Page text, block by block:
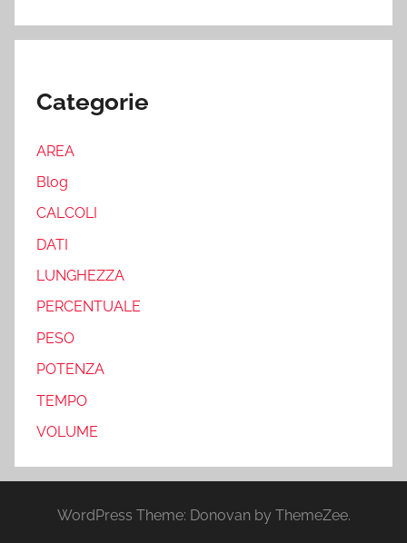
Categorie
AREA
Blog
CALCOLI
DATI
LUNGHEZZA
PERCENTUALE
PESO
POTENZA
TEMPO
VOLUME
WordPress Theme: Donovan by ThemeZee.